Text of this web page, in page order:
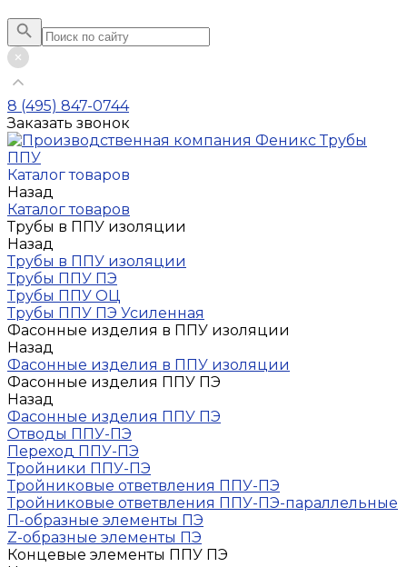
8 (495) 847-0744
Заказать звонок
Каталог товаров
Назад
Каталог товаров
Трубы в ППУ изоляции
Назад
Трубы в ППУ изоляции
Трубы ППУ ПЭ
Трубы ППУ ОЦ
Трубы ППУ ПЭ Усиленная
Фасонные изделия в ППУ изоляции
Назад
Фасонные изделия в ППУ изоляции
Фасонные изделия ППУ ПЭ
Назад
Фасонные изделия ППУ ПЭ
Отводы ППУ-ПЭ
Переход ППУ-ПЭ
Тройники ППУ-ПЭ
Тройниковые ответвления ППУ-ПЭ
Тройниковые ответвления ППУ-ПЭ-параллельные
П-образные элементы ПЭ
Z-образные элементы ПЭ
Концевые элементы ППУ ПЭ